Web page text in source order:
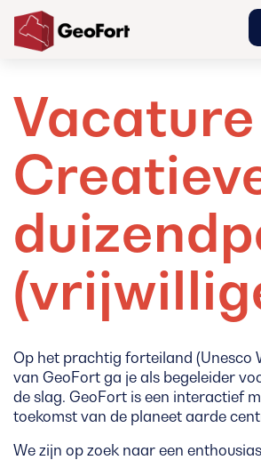
Vacature
Op het prachtig forteiland (Unesco
van GeoFort ga je als begeleider
de slag. GeoFort is een interactief
toekomst van de planeet aarde
We zijn op zoek naar een